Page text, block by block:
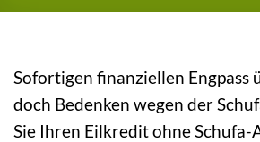
Sofortigen finanziellen Engpass
doch Bedenken wegen der
Sie Ihren Eilkredit ohne Schufa-